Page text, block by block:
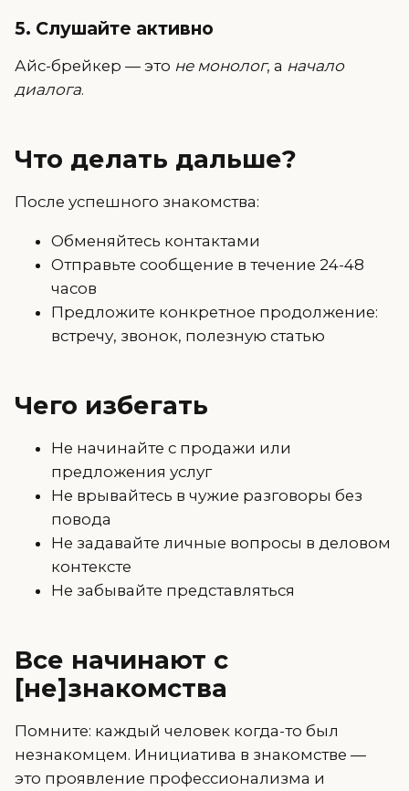
5. Слушайте активно
Айс-брейкер — это не монолог, а начало
диалога.
Что делать дальше?
После успешного знакомства:
Обменяйтесь контактами
Отправьте сообщение в течение 24-48
часов
Предложите конкретное продолжение:
встречу, звонок, полезную статью
Чего избегать
Не начинайте с продажи или
предложения услуг
Не врывайтесь в чужие разговоры без
повода
Не задавайте личные вопросы в деловом
контексте
Не забывайте представляться
Все начинают с
[не]знакомства
Помните: каждый человек когда-то был
незнакомцем. Инициатива в знакомстве —
это проявление профессионализма и